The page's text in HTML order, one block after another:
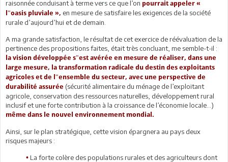
raisonnée conduisant à terme vers ce que l’on pourrait appeler «
l‟oasis pluviale », en mesure de satisfaire les exigences de la société
rurale d’aujourd’hui et de demain.
A ma grande satisfaction, le résultat de cet exercice de réévaluation de la
pertinence des propositions faites, était très concluant, me semble-t-il :
la vision développée s‟est avérée en mesure de réaliser, dans une
large mesure, la transformation radicale du destin des exploitants
agricoles et de l‟ensemble du secteur, avec une perspective de
durabilité assurée (sécurité alimentaire du ménage de l’exploitant
agricole, conservation des ressources naturelles, développement rural
inclusif et une forte contribution à la croissance de l’économie locale…)
même dans le nouvel environnement mondial.
Ainsi, sur le plan stratégique, cette vision épargnera au pays deux
risques majeurs :
• La forte colère des populations rurales et des agriculteurs dont